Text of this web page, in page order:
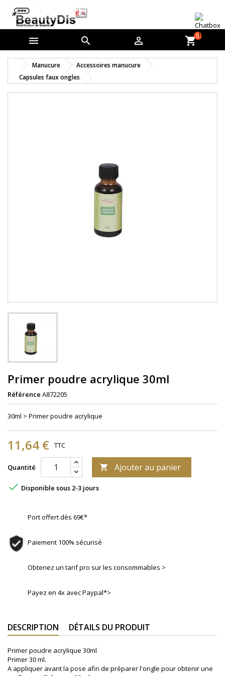
   shopping_cart0
Manucure
Accessoires manucure
Capsules faux ongles
Primer poudre acrylique 30ml
Référence A872205
30ml > Primer poudre acrylique
11,64 € TTC
Quantité  Ajouter au panier
 Disponible sous 2-3 jours
Port offert dès 69€*
Paiement 100% sécurisé
Obtenez un tarif pro sur les consommables >
Payez en 4x avec Paypal*>
DESCRIPTION DÉTAILS DU PRODUIT
Primer poudre acrylique 30ml
Primer 30 ml.
A appliquer avant la pose afin de préparer l'ongle pour obtenir une